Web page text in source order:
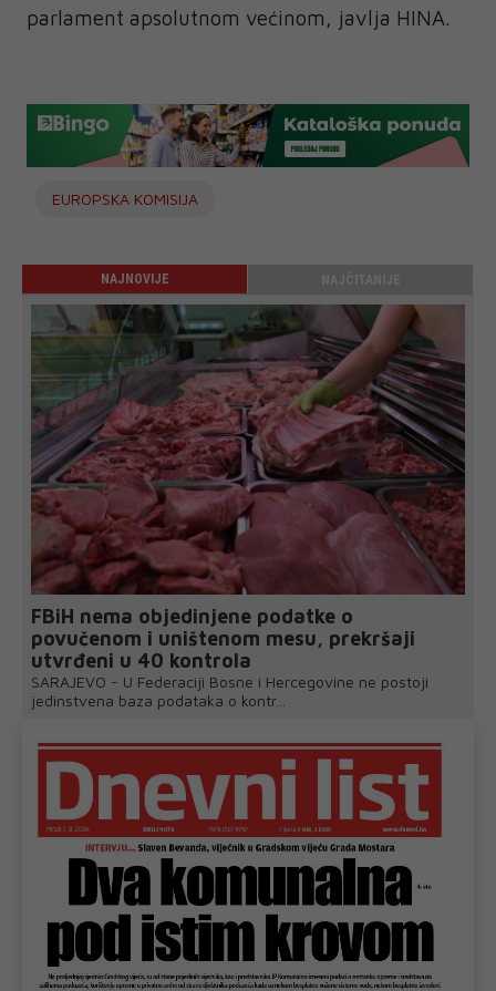
parlament apsolutnom većinom, javlja HINA.
EUROPSKA KOMISIJA
NAJNOVIJE
FBiH nema objedinjene podatke o
povučenom i uništenom mesu, prekršaji
utvrđeni u 40 kontrola
SARAJEVO - U Federaciji Bosne i Hercegovine ne postoji
jedinstvena baza podataka o kontr...